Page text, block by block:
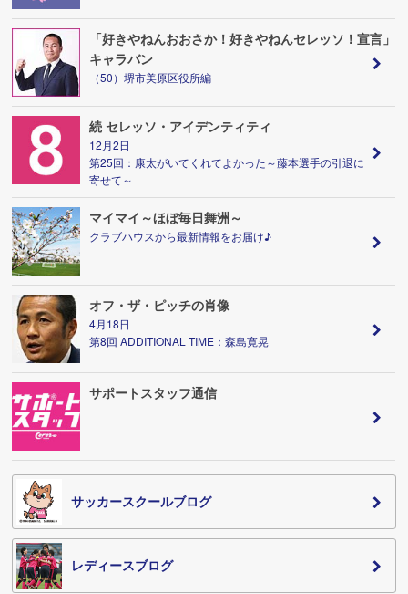
「好きやねんおおさか！好きやねんセレッソ！宣言」
キャラバン
（50）堺市美原区役所編
続 セレッソ・アイデンティティ
12月2日
第25回：康太がいてくれてよかった～藤本選手の引退に
寄せて～
マイマイ～ほぼ毎日舞洲～
クラブハウスから最新情報をお届け♪
オフ・ザ・ピッチの肖像
4月18日
第8回 ADDITIONAL TIME：森島寛晃
サポートスタッフ通信
サッカースクールブログ
レディースブログ